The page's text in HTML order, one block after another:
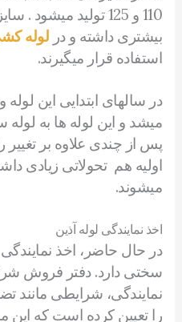
110 و 125 تولید
بیشتری داشته و در لوله
استفاده قرار میگیرند.
در سالهای ابتدایی این
میشد و این لوله ها به
پس از چندی علاوه بر
اولیه هم تحولاتی زیادی
میشوند.
اخذ نمایندگی لوله آذین
در حال حاضر، اخذ
سختی دارد. دفتر فروش
نمایندگی، شرایطی
را تعیین کرده است که این